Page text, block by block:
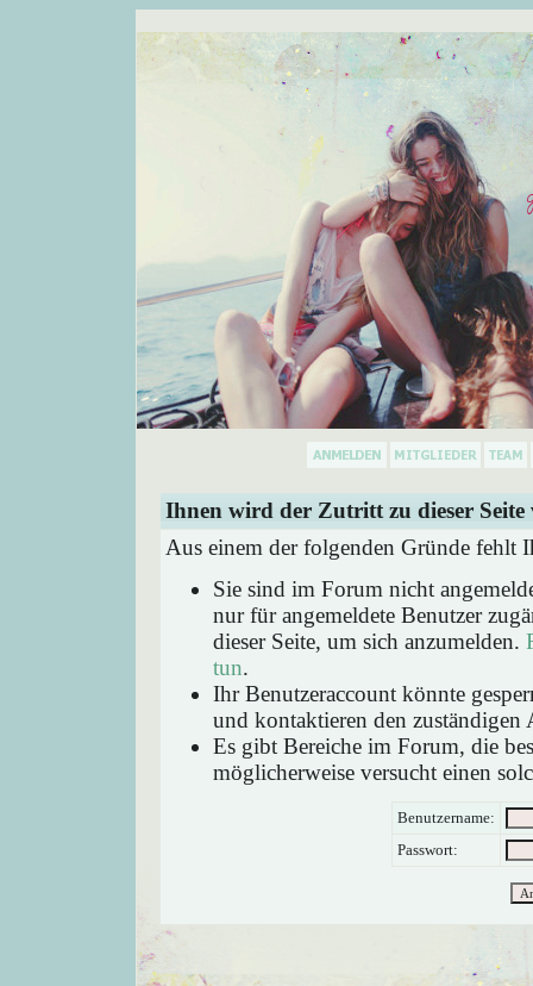
Ihnen wird der Zutritt zu dieser Seite
Aus einem der folgenden Gründe fehlt
Sie sind im Forum nicht
nur für angemeldete Benutzer
dieser Seite, um sich anzumelden.
tun.
Ihr Benutzeraccount könnte
und kontaktieren den zuständigen
Es gibt Bereiche im Forum, die
möglicherweise versucht einen
Benutzername:
Passwort: